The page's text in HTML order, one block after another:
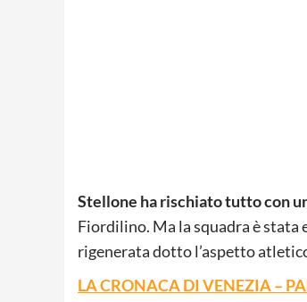
Stellone ha rischiato tutto con
Fiordilino. Ma la squadra è
rigenerata dotto l’aspetto
LA CRONACA DI VENEZIA –